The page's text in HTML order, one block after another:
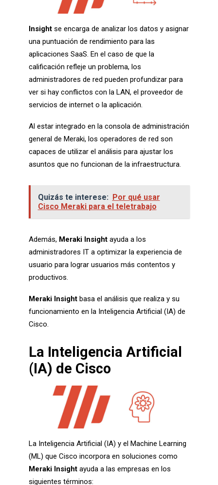
Insightse encarga de analizar los datos y asignar
una puntuación de rendimiento para las
aplicaciones SaaS. En el caso de que la
calificación refleje un problema, los
administradores de red pueden profundizar para
ver si hay conflictos con la LAN, el proveedor de
servicios de internet o la aplicación.
Al estar integrado en la consola de administración
general de Meraki, los operadores de red son
capaces de utilizar el análisis para ajustar los
asuntos que no funcionan de la infraestructura.
Quizás te interese: Por qué usar
Cisco Meraki para el teletrabajo
Además, Meraki Insightayuda a los
administradores IT a optimizar la experiencia de
usuario para lograr usuarios más contentos y
productivos.
Meraki Insightbasa el análisis que realiza y su
funcionamiento en la Inteligencia Artificial (IA) de
Cisco.
La Inteligencia Artificial
(IA) de Cisco
La Inteligencia Artificial (IA) y el Machine Learning
(ML) que Cisco incorpora en soluciones como
Meraki Insightayuda a las empresas en los
siguientes términos: